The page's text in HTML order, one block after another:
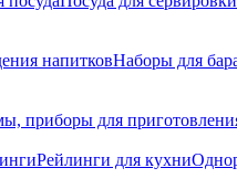
напитковНаборы для
приборы для
Рейлинги для кухни